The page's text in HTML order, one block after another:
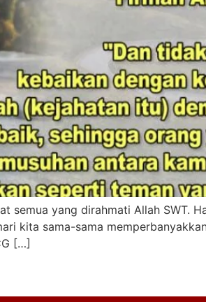
kita sama-sama
[…]